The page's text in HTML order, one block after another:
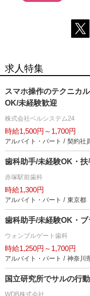
求人特集
スマホ操作のテクニカ
OK/未経験歓迎
株式会社ベルシステム24
時給1,500円～1,700円
アルバイト・パート / 契約社
歯科助手/未経験OK・
赤塚駅前歯科
時給1,300円
アルバイト・パート / 東京都
歯科助手/未経験OK・ブ
ウォンブルゲート歯科
時給1,250円～1,700円
アルバイト・パート / 神奈川
国立研究所でサルの行
WDB株式会社